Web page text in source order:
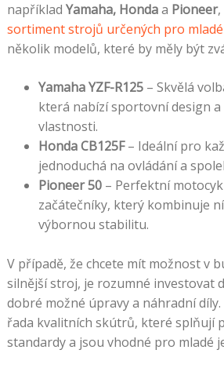
například Yamaha, Hondaa Pioneer,
sortiment strojů určených pro
několik modelů, které by měly být
Yamaha YZF-R125– Skvělá
která nabízí sportovní design
vlastnosti.
Honda CB125F– Ideální pro
jednoduchá na ovládání a
Pioneer 50– Perfektní
začátečníky, který kombinuje
výbornou stabilitu.
V případě, že chcete mít možnost v
silnější stroj, je rozumné investovat
dobré možné úpravy a náhradní
řada kvalitních skútrů, které splňují
standardy a jsou vhodné pro mladé